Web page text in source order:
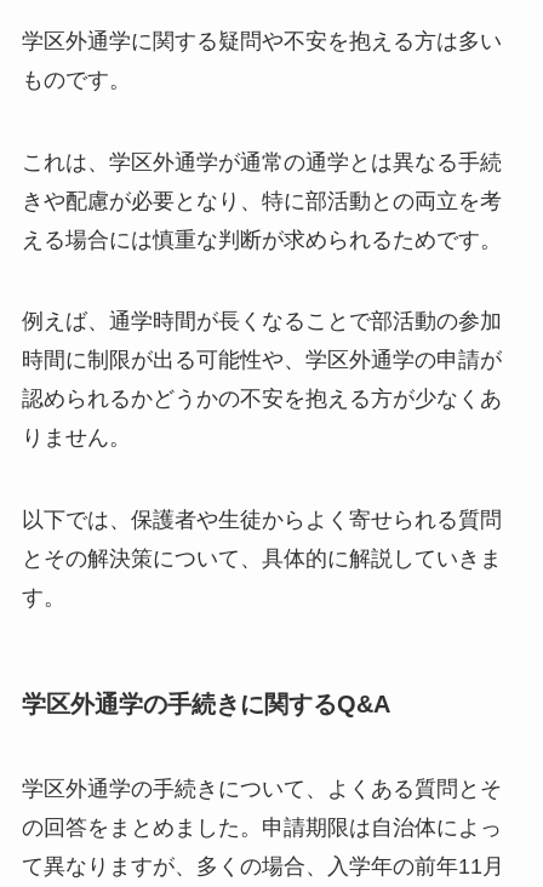
学区外通学に関する疑問や不安を抱える方は多い
ものです。
これは、学区外通学が通常の通学とは異なる手続
きや配慮が必要となり、特に部活動との両立を考
える場合には慎重な判断が求められるためです。
例えば、通学時間が長くなることで部活動の参加
時間に制限が出る可能性や、学区外通学の申請が
認められるかどうかの不安を抱える方が少なくあ
りません。
以下では、保護者や生徒からよく寄せられる質問
とその解決策について、具体的に解説していきま
す。
学区外通学の手続きに関するQ&A
学区外通学の手続きについて、よくある質問とそ
の回答をまとめました。申請期限は自治体によっ
て異なりますが、多くの場合、入学年の前年11月